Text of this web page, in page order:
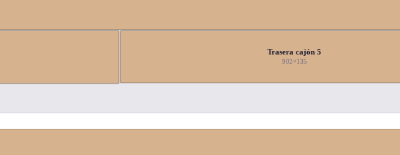
Trasera cajón 5
902×135